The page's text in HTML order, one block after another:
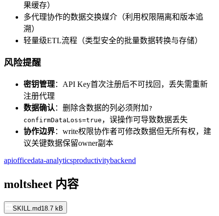
果缓存）
多代理协作的数据交换媒介（利用权限隔离和版本追
溯）
轻量级ETL流程（类型安全的批量数据转换与存储）
风险提醒
密钥管理：API Key首次注册后不可找回，丢失需重新
注册代理
数据确认 ：删除含数据的列必须附加 ?
confirmDataLoss=true ，误操作可导致数据丢失
协作边界：write权限协作者可修改数据但无所有权，建
议关键数据保留owner副本
apiofficedata-analyticsproductivitybackend
moltsheet 内容
SKILL.md18.7 kB